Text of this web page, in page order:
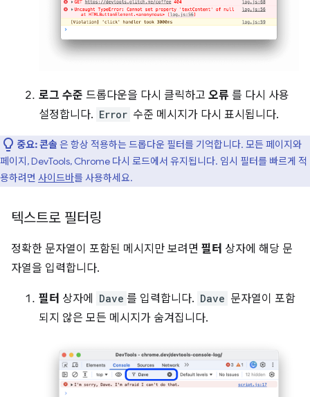
로그 수준 드롭다운을 다시 클릭하고 오류 를 다시 사용
설정합니다. Error 수준 메시지가 다시 표시됩니다.
중요:콘솔 은 항상 적용하는 드롭다운 필터를 기억합니다. 모든 페이지와
페이지, DevTools, Chrome 다시 로드에서 유지됩니다. 임시 필터를 빠르게 적
용하려면 사이드바를 사용하세요.
텍스트로 필터링
정확한 문자열이 포함된 메시지만 보려면 필터 상자에 해당 문
자열을 입력합니다.
필터 상자에 Dave 를 입력합니다. Dave 문자열이 포함
되지 않은 모든 메시지가 숨겨집니다.